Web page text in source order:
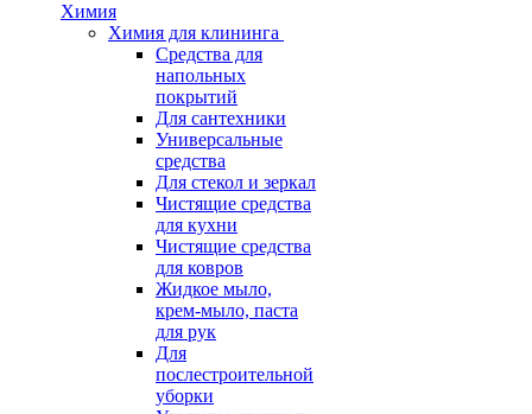
Химия
Химия для клининга
Средства для
напольных
покрытий
Для сантехники
Универсальные
средства
Для стекол и зеркал
Чистящие средства
для кухни
Чистящие средства
для ковров
Жидкое мыло,
крем-мыло, паста
для рук
Для
послестроительной
уборки